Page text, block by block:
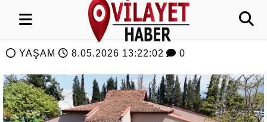
YAŞAM 8.05.2026 13:22:02 0